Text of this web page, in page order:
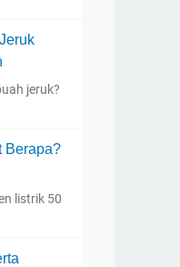
jeruk?
Berapa?
listrik 50